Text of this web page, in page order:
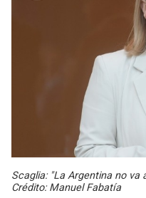
Scaglia: "La Argentina no va
Crédito: Manuel Fabatía